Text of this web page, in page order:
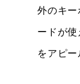
外のキ
ードが
をアピー